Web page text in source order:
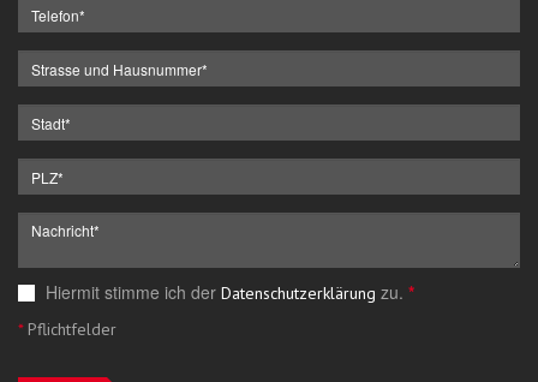
Hiermit stimme ich der Datenschutzerklärung zu. *
*Pflichtfelder